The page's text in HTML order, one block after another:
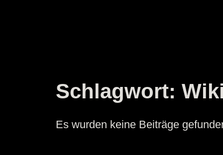
Schlagwort:
Es wurden keine Beiträge